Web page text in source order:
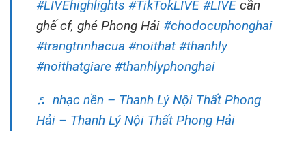
#LIVEhighlights #TikTokLIVE #LIVEcần
ghế cf, ghé Phong Hải #chodocuphonghai
#trangtrinhacua #noithat #thanhly
#noithatgiare #thanhlyphonghai
♬ nhạc nền – Thanh Lý Nội Thất Phong
Hải – Thanh Lý Nội Thất Phong Hải